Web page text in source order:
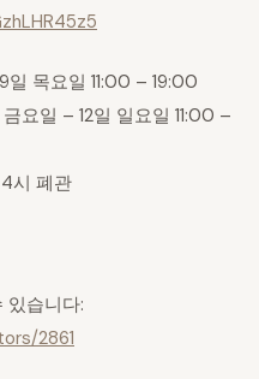
목요일 11:00 – 19:00
일 – 12일 일요일 11:00 –
관
있습니다:
2861